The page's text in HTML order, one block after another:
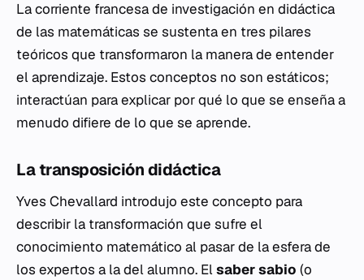
La corriente francesa de investigación en didáctica
de las matemáticas se sustenta en tres pilares
teóricos que transformaron la manera de entender
el aprendizaje. Estos conceptos no son estáticos;
interactúan para explicar por qué lo que se enseña a
menudo difiere de lo que se aprende.
La transposición didáctica
Yves Chevallard introdujo este concepto para
describir la transformación que sufre el
conocimiento matemático al pasar de la esfera de
los expertos a la del alumno. Elsaber sabio (o